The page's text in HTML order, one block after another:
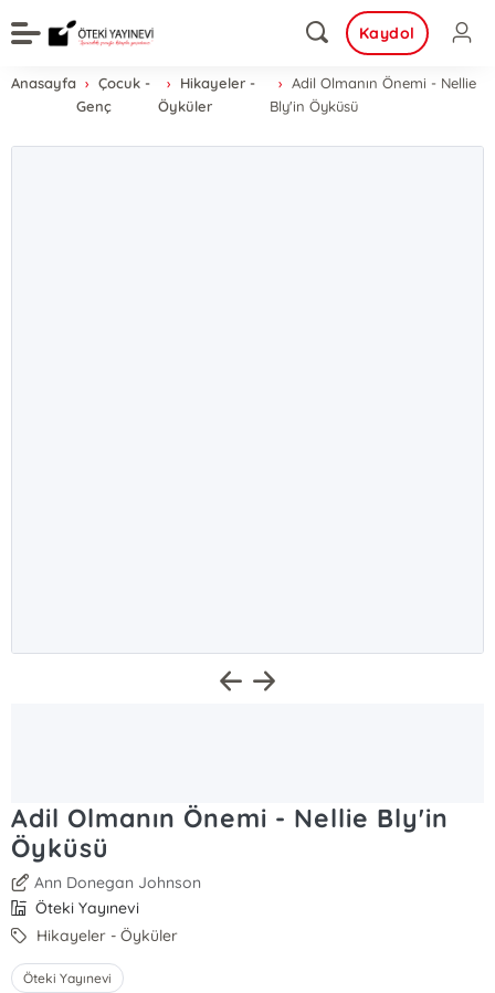
Kaydol
Anasayfa
Çocuk -
Genç
Hikayeler -
Öyküler
Adil Olmanın Önemi - Nellie
Bly'in Öyküsü
Adil Olmanın Önemi - Nellie Bly'in
Öyküsü
Ann Donegan Johnson
Öteki Yayınevi
Hikayeler - Öyküler
Öteki Yayınevi